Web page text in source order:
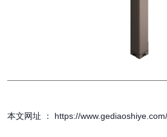
本文网址 ： https://